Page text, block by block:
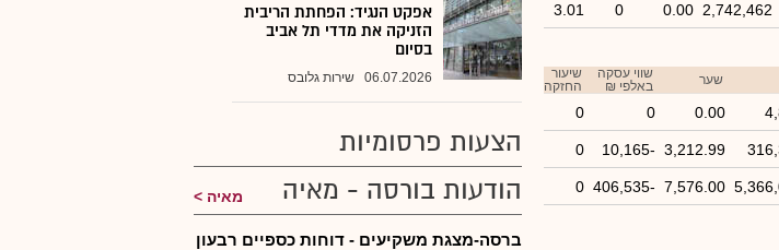
2,742,462
0.00
0
3.01
שער
שווי עסקה
באלפי ₪
שיעור
החזקה
0.00
0
0
3,212.99
-10,165
0
7,576.00
-406,535
0
אפקט הנגיד: הפחתת הריבית
הזניקה את מדדי תל אביב
בסיום
06.07.2026 שירות גלובס
הצעות פרסומיות
הודעות בורסה - מאיה
מאיה
ברסה-מצגת משקיעים - דוחות כספיים רבעון